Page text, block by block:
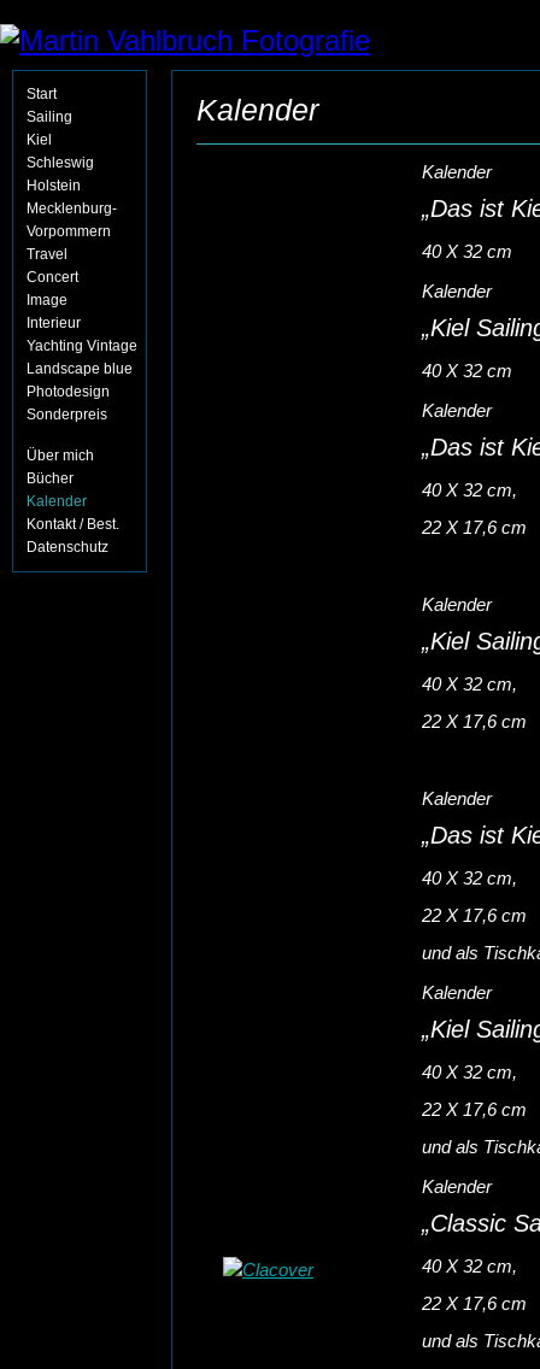
Start
Sailing
Kiel
Schleswig
Holstein
Mecklenburg-
Vorpommern
Travel
Concert
Image
Interieur
Yachting Vintage
Landscape blue
Photodesign
Sonderpreis
Über mich
Bücher
Kalender
Kontakt / Best.
Datenschutz
Kalender
Kalender
„Das ist
40 X 32 cm
Kalender
„Kiel
40 X 32 cm
Kalender
„Das ist
40 X 32 cm,
22 X 17,6 cm
Kalender
„Kiel
40 X 32 cm,
22 X 17,6 cm
Kalender
„Das ist
40 X 32 cm,
22 X 17,6 cm
und als
Kalender
„Kiel
40 X 32 cm,
22 X 17,6 cm
und als
Kalender
„Classic
40 X 32 cm,
22 X 17,6 cm
und als